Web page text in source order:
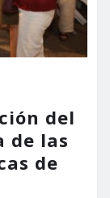
del
de las
de